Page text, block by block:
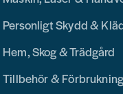
Personligt Skydd &
Hem, Skog & Trädgård
Tillbehör & Förbrukning